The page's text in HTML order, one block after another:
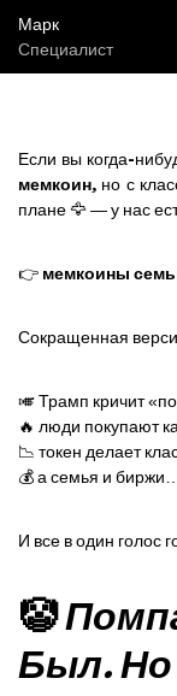
Марк
Специалист
Если вы когда-
мемкоин, но с
плане 🦅 — у нас
👉 мемкоины
Сокращенная
🎺 Трамп кричит
🔥 люди покупают
📉 токен делает
💰 а семья и
И все в один голос
🤡
Был. Но